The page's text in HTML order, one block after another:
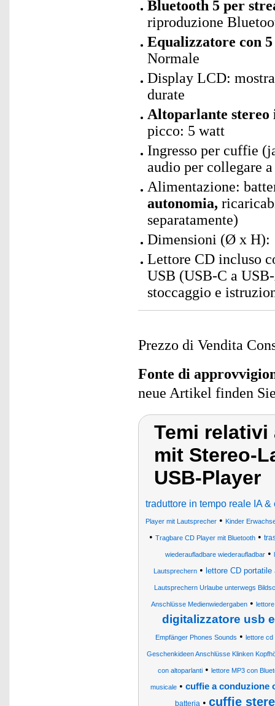
Bluetooth 5 per
riproduzione
Equalizzatore con
Normale
Display LCD:
durate
Altoparlante stereo
picco: 5 watt
Ingresso per cuffie
audio per collegare
Alimentazione:
autonomia,
separatamente)
Dimensioni (Ø x H):
Lettore CD incluso
USB (USB-C a
stoccaggio e
Prezzo di Vendita
Fonte di
neue Artikel finden
Temi relativi
mit Stereo-
USB-Player
traduttore in tempo reale IA
Player mit Lautsprecher • Kinder
• Tragbare CD Player mit Bluetooth•
wiederaufladbare wiederaufladbar •
Lautsprechern • lettore CD
Lautsprechern Urlaube unterwegs
Anschlüsse Medienwiedergaben •
digitalizzatore usb
Empfänger Phones Sounds • lettore cd
Geschenkideen Anschlüsse Klinken
con altoparlanti• lettore MP3 con
musicale • cuffie a conduzione
batteria • cuffie